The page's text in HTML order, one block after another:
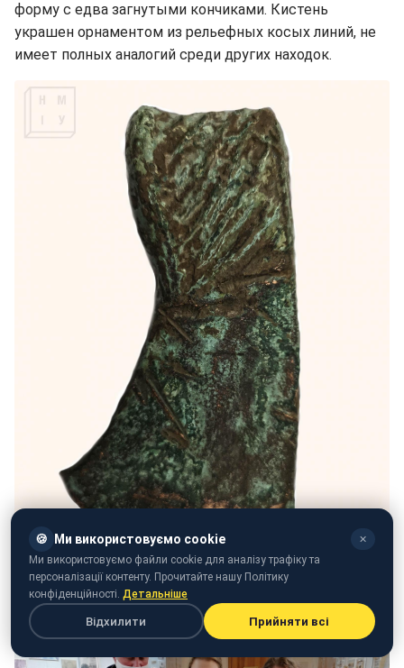
форму с едва загнутыми кончиками. Кистень
украшен орнаментом из рельефных косых линий, не
имеет полных аналогий среди других находок.
🍪 Ми використовуємо cookie ✕
Ми використовуємо файли cookie для аналізу трафіку та
персоналізації контенту. Прочитайте нашу Політику
конфіденційності. Детальніше
Відхилити Прийняти всі